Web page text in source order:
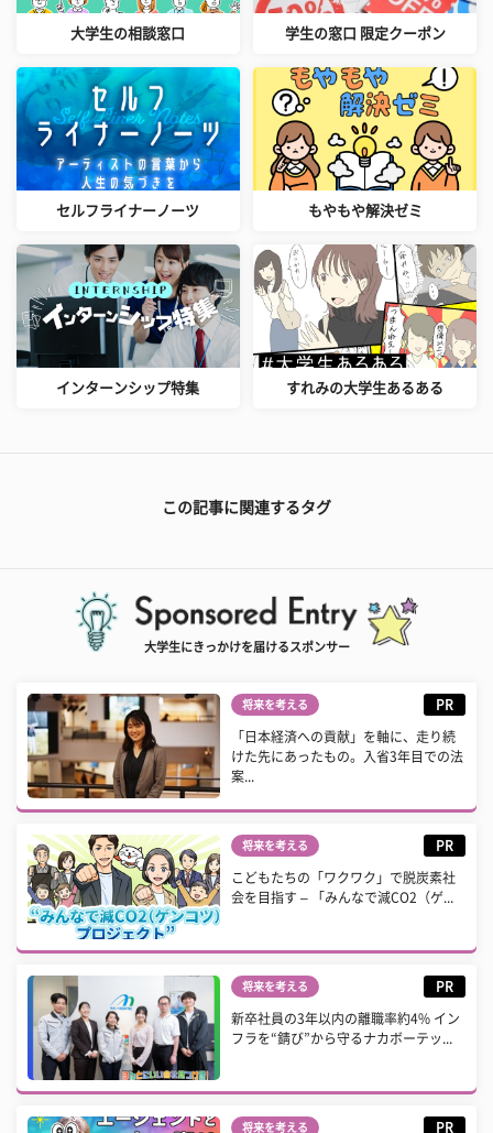
大学生の相談窓口 学生の窓口 限定クーポン
セルフライナーノーツ もやもや解決ゼミ
インターンシップ特集 すれみの大学生あるある
この記事に関連するタグ
大学生にきっかけを届けるスポンサー
将来を考える PR
「日本経済への貢献」を軸に、走り続
けた先にあったもの。入省3年目での法
案...
将来を考える PR
こどもたちの「ワクワク」で脱炭素社
会を目指す – 「みんなで減CO2（ゲ...
将来を考える PR
新卒社員の3年以内の離職率約4% イン
フラを“錆び”から守るナカボーテッ...
将来を考える PR